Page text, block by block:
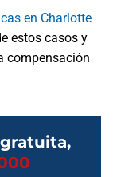
en Charlotte
estos casos y
compensación